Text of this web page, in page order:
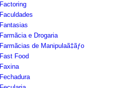
Factoring
Faculdades
Fantasias
Farmãcia e Drogaria
Farmãcias de Manipulaã‡ãƒo
Fast Food
Faxina
Fechadura